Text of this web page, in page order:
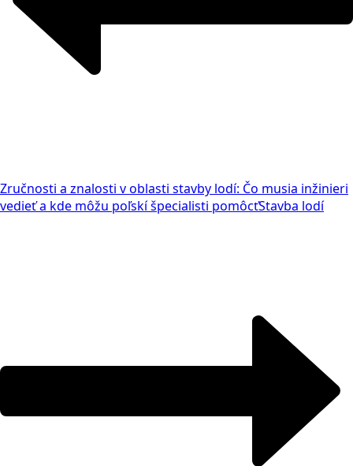
Zručnosti a znalosti v oblasti stavby lodí: Čo musia inžinieri
vedieť a kde môžu poľskí špecialisti pomôcťStavba lodí